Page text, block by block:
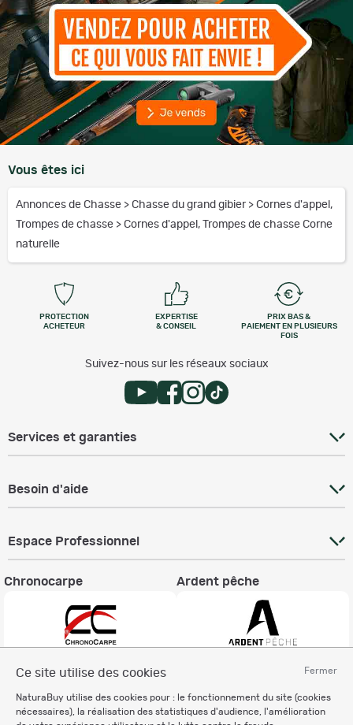
Fermer
Ce site utilise des cookies
NaturaBuy utilise des cookies pour : le fonctionnement du site (cookies
nécessaires), la réalisation des statistiques d'audience, l'amélioration
Vous êtes ici
Annonces de Chasse > Chasse du grand gibier > Cornes d'appel,
Trompes de chasse > Cornes d'appel, Trompes de chasse Corne
naturelle
PROTECTION
ACHETEUR
EXPERTISE
& CONSEIL
PRIX BAS &
PAIEMENT EN PLUSIEURS
FOIS
Suivez-nous sur les réseaux sociaux
Services et garanties
Besoin d'aide
Espace Professionnel
Chronocarpe Ardent pêche
Charte éthique